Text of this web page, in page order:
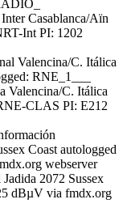
Casablanca/Aïn
Int PI: 1202
Valencina/C. Itálica
RNE_1___
Valencina/C. Itálica
CLAS PI: E212
Coast autologged
webserver
2072 Sussex
dBµV via fmdx.org